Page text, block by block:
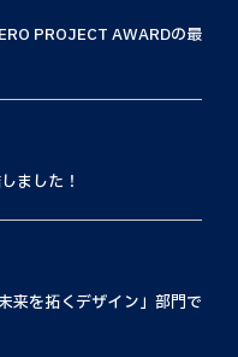
PROJECT AWARDの最
ました！
来を拓くデザイン」部門で